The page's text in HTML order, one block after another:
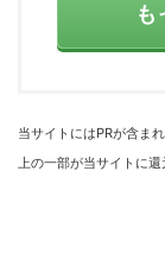
も
当サイトにはPRが含ま
上の一部が当サイトに還